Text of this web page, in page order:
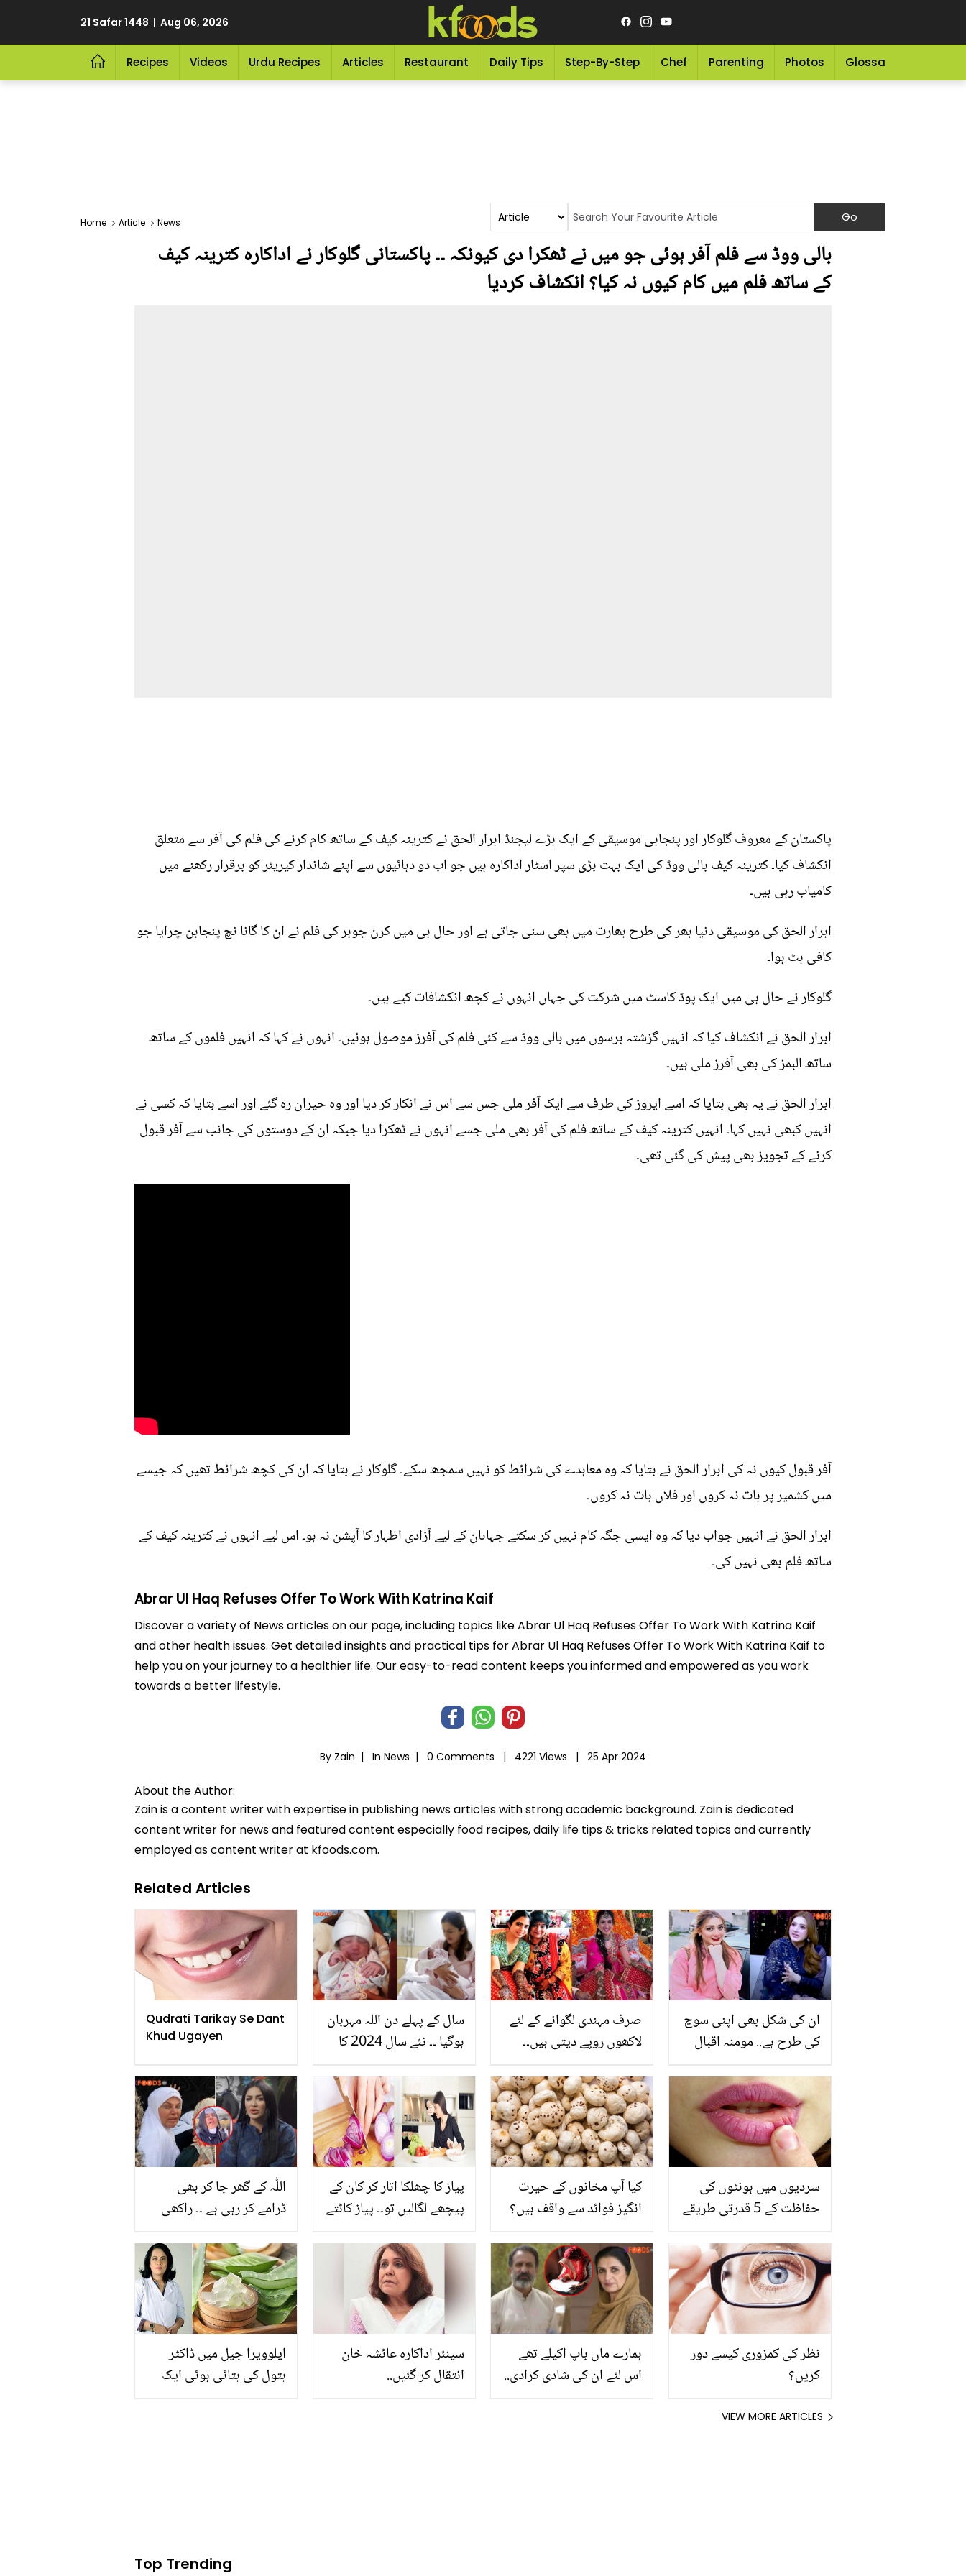
21 Safar 1448 | Aug 06, 2026
Recipes Videos Urdu Recipes Articles Restaurant Daily Tips Step-By-Step Chef Parenting Photos Glossary
Home Article News
بالی ووڈ سے فلم آفر ہوئی جو میں نے ٹھکرا دی کیونکہ ۔۔ پاکستانی گلوکار نے اداکارہ کترینہ کیف
کے ساتھ فلم میں کام کیوں نہ کیا؟ انکشاف کردیا
پاکستان کے معروف گلوکار اور پنجابی موسیقی کے ایک بڑے لیجنڈ ابرار الحق نے کترینہ کیف کے ساتھ کام کرنے کی فلم کی آفر سے متعلق
انکشاف کیا۔ کترینہ کیف بالی ووڈ کی ایک بہت بڑی سپر اسٹار اداکارہ ہیں جو اب دو دہائیوں سے اپنے شاندار کیریئر کو برقرار رکھنے میں
کامیاب رہی ہیں۔
ابرار الحق کی موسیقی دنیا بھر کی طرح بھارت میں بھی سنی جاتی ہے اور حال ہی میں کرن جوہر کی فلم نے ان کا گانا نچ پنجابن چرایا جو
کافی ہٹ ہوا۔
گلوکار نے حال ہی میں ایک پوڈ کاسٹ میں شرکت کی جہاں انہوں نے کچھ انکشافات کیے ہیں۔
ابرار الحق نے انکشاف کیا کہ انہیں گزشتہ برسوں میں بالی ووڈ سے کئی فلم کی آفرز موصول ہوئیں۔ انہوں نے کہا کہ انہیں فلموں کے ساتھ
ساتھ البمز کی بھی آفرز ملی ہیں۔
ابرار الحق نے یہ بھی بتایا کہ اسے ایروز کی طرف سے ایک آفر ملی جس سے اس نے انکار کر دیا اور وہ حیران رہ گئے اور اسے بتایا کہ کسی نے
انہیں کبھی نہیں کہا۔ انہیں کترینہ کیف کے ساتھ فلم کی آفر بھی ملی جسے انہوں نے ٹھکرا دیا جبکہ ان کے دوستوں کی جانب سے آفر قبول
کرنے کے تجویز بھی پیش کی گئی تھی۔
آفر قبول کیوں نہ کی ابرار الحق نے بتایا کہ وہ معاہدے کی شرائط کو نہیں سمجھ سکے۔ گلوکار نے بتایا کہ ان کی کچھ شرائط تھیں کہ جیسے
میں کشمیر پر بات نہ کروں اور فلاں بات نہ کروں۔
ابرار الحق نے انہیں جواب دیا کہ وہ ایسی جگہ کام نہیں کر سکتے جہاںان کے لیے آزادی اظہار کا آپشن نہ ہو۔ اس لیے انہوں نے کترینہ کیف کے
ساتھ فلم بھی نہیں کی۔
Abrar Ul Haq Refuses Offer To Work With Katrina Kaif
Discover a variety of News articles on our page, including topics like Abrar Ul Haq Refuses Offer To Work With Katrina Kaif
and other health issues. Get detailed insights and practical tips for Abrar Ul Haq Refuses Offer To Work With Katrina Kaif to
help you on your journey to a healthier life. Our easy-to-read content keeps you informed and empowered as you work
towards a better lifestyle.
By Zain | In News | 0 Comments | 4221 Views | 25 Apr 2024
About the Author:
Zain is a content writer with expertise in publishing news articles with strong academic background. Zain is dedicated
content writer for news and featured content especially food recipes, daily life tips & tricks related topics and currently
employed as content writer at kfoods.com.
Related Articles
Qudrati Tarikay Se Dant
Khud Ugayen
سال کے پہلے دن اللہ مہربان
ہوگیا ۔۔ نئے سال 2024 کا
شہر میں پیدا ہوا؟
صرف مہندی لگوانے کے لئے
لاکھوں روپے دیتی ہیں۔۔
میں کیا خاص بات ہے جو
امبانی خاندان کی عورتیں
ہر بار اسے ہی بلاتی ہیں؟
ان کی شکل بھی اپنی سوچ
کی طرح ہے.. مومنہ اقبال
پڑیں! کس کس کی
تصویریں شئیر کر ڈالیں؟
اللّٰہ کے گھر جا کر بھی
ڈرامے کر رہی ہے ۔۔ راکھی
بنائی گئی ویڈیو پر متھیرا
نے کیا کہا؟
پیاز کا چھلکا اتار کر کان کے
پیچھے لگالیں تو۔۔ پیاز کاٹتے
نجات کے لئے یہ ٹوٹکے
آزمائیے
کیا آپ مخانوں کے حیرت
انگیز فوائد سے واقف ہیں؟
شامل کرنے کے چند آسان
طریقے اور فوائد جو جان کر
آپ بھی آج سے ان کا
استعمال شروع کر دیں گے
سردیوں میں ہونٹوں کی
حفاظت کے 5 قدرتی طریقے
ایلوویرا جیل میں ڈاکٹر
بتول کی بتائی ہوئی ایک
سینئر اداکارہ عائشہ خان
انتقال کر گئیں..
ہمارے ماں باپ اکیلے تھے
اس لئے ان کی شادی کرادی..
نظر کی کمزوری کیسے دور
کریں؟
VIEW MORE ARTICLES
Top Trending